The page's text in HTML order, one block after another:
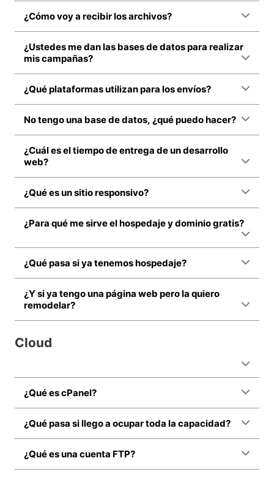
¿Cómo voy a recibir los archivos?
¿Ustedes me dan las bases de datos para realizar
mis campañas?
¿Qué plataformas utilizan para los envíos?
No tengo una base de datos, ¿qué puedo hacer?
¿Cuál es el tiempo de entrega de un desarrollo
web?
¿Qué es un sitio responsivo?
¿Para qué me sirve el hospedaje y dominio gratis?
¿Qué pasa si ya tenemos hospedaje?
¿Y si ya tengo una página web pero la quiero
remodelar?
Cloud
¿Qué es cPanel?
¿Qué pasa si llego a ocupar toda la capacidad?
¿Qué es una cuenta FTP?